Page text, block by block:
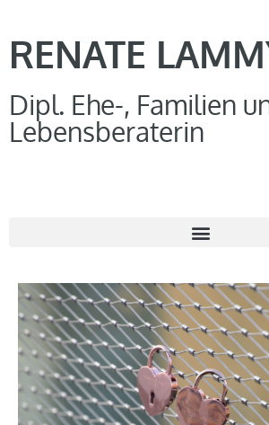
RENATE
Dipl. Ehe-, Familien
Lebensberaterin